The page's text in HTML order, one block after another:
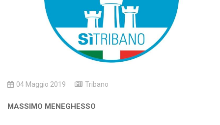
04 Maggio 2019 Tribano
MASSIMO MENEGHESSO